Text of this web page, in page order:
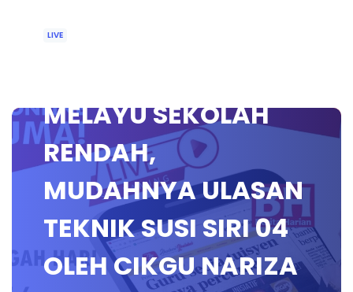
LIVE
MELAYU SEKOLAH
RENDAH,
MUDAHNYA ULASAN
TEKNIK SUSI SIRI 04
OLEH CIKGU NARIZA